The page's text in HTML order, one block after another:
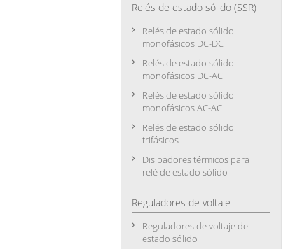
Relés de estado sólido (SSR)
Relés de estado sólido
monofásicos DC-DC
Relés de estado sólido
monofásicos DC-AC
Relés de estado sólido
monofásicos AC-AC
Relés de estado sólido
trifásicos
Disipadores térmicos para
relé de estado sólido
Reguladores de voltaje
Reguladores de voltaje de
estado sólido